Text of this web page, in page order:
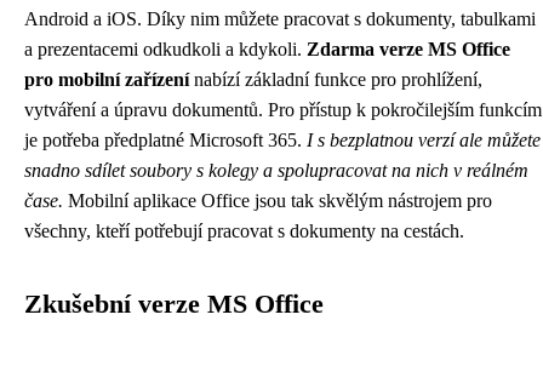
Android a iOS. Díky nim můžete pracovat s dokumenty, tabulkami
a prezentacemi odkudkoli a kdykoli. Zdarma verze MS Office
pro mobilní zařízenínabízí základní funkce pro prohlížení,
vytváření a úpravu dokumentů. Pro přístup k pokročilejším funkcím
je potřeba předplatné Microsoft 365. I s bezplatnou verzí ale můžete
snadno sdílet soubory s kolegy a spolupracovat na nich v reálném
čase. Mobilní aplikace Office jsou tak skvělým nástrojem pro
všechny, kteří potřebují pracovat s dokumenty na cestách.
Zkušební verze MS Office